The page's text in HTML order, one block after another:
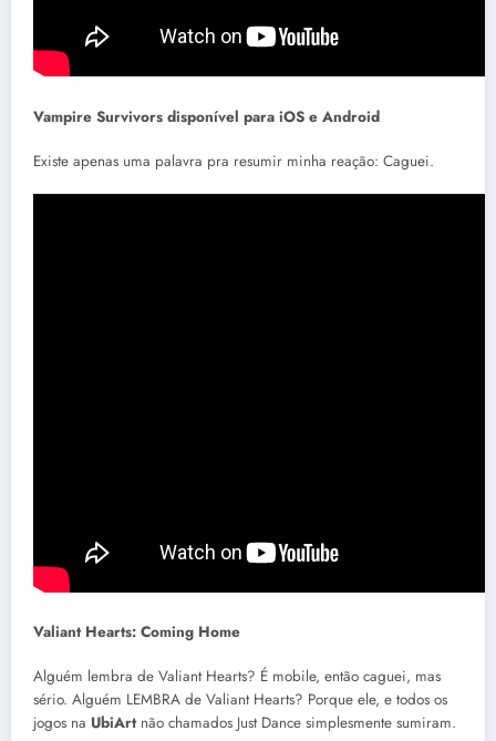
Vampire Survivors disponível para iOS e Android
Existe apenas uma palavra pra resumir minha reação: Caguei.
Valiant Hearts: Coming Home
Alguém lembra de Valiant Hearts? É mobile, então caguei, mas
sério. Alguém LEMBRA de Valiant Hearts? Porque ele, e todos os
jogos na UbiArtnão chamados Just Dance simplesmente sumiram.